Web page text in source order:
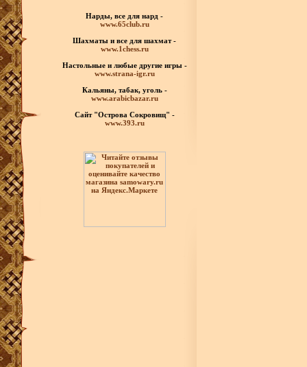
Нарды, все для нард -
www.65club.ru
Шахматы и все для шахмат -
www.1chess.ru
Настольные и любые другие игры -
www.strana-igr.ru
Кальяны, табак, уголь -
www.arabicbazar.ru
Сайт "Острова Сокровищ" -
www.393.ru